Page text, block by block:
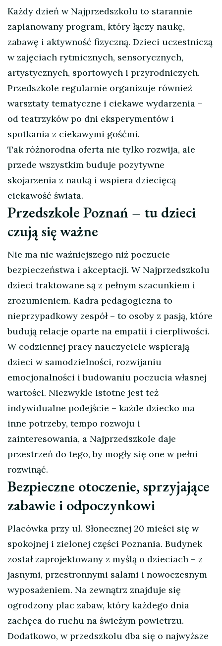
Każdy dzień w Najprzedszkolu to starannie
zaplanowany program, który łączy naukę,
zabawę i aktywność fizyczną. Dzieci uczestniczą
w zajęciach rytmicznych, sensorycznych,
artystycznych, sportowych i przyrodniczych.
Przedszkole regularnie organizuje również
warsztaty tematyczne i ciekawe wydarzenia –
od teatrzyków po dni eksperymentów i
spotkania z ciekawymi gośćmi.
Tak różnorodna oferta nie tylko rozwija, ale
przede wszystkim buduje pozytywne
skojarzenia z nauką i wspiera dziecięcą
ciekawość świata.
Przedszkole Poznań – tu dzieci
czują się ważne
Nie ma nic ważniejszego niż poczucie
bezpieczeństwa i akceptacji. W Najprzedszkolu
dzieci traktowane są z pełnym szacunkiem i
zrozumieniem. Kadra pedagogiczna to
nieprzypadkowy zespół – to osoby z pasją, które
budują relacje oparte na empatii i cierpliwości.
W codziennej pracy nauczyciele wspierają
dzieci w samodzielności, rozwijaniu
emocjonalności i budowaniu poczucia własnej
wartości. Niezwykle istotne jest też
indywidualne podejście – każde dziecko ma
inne potrzeby, tempo rozwoju i
zainteresowania, a Najprzedszkole daje
przestrzeń do tego, by mogły się one w pełni
rozwinąć.
Bezpieczne otoczenie, sprzyjające
zabawie i odpoczynkowi
Placówka przy ul. Słonecznej 20 mieści się w
spokojnej i zielonej części Poznania. Budynek
został zaprojektowany z myślą o dzieciach – z
jasnymi, przestronnymi salami i nowoczesnym
wyposażeniem. Na zewnątrz znajduje się
ogrodzony plac zabaw, który każdego dnia
zachęca do ruchu na świeżym powietrzu.
Dodatkowo, w przedszkolu dba się o najwyższe